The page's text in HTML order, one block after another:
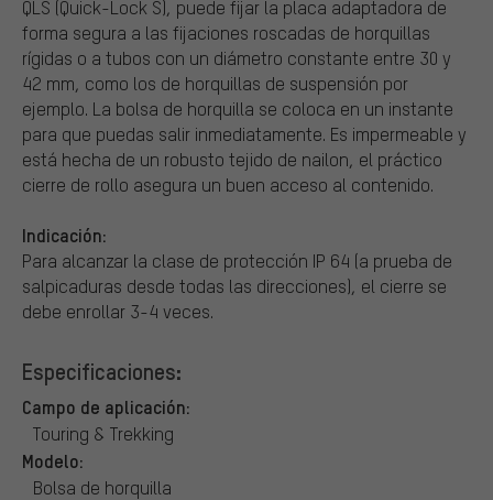
QLS (Quick-Lock S), puede fijar la placa adaptadora de
forma segura a las fijaciones roscadas de horquillas
rígidas o a tubos con un diámetro constante entre 30 y
42 mm, como los de horquillas de suspensión por
ejemplo. La bolsa de horquilla se coloca en un instante
para que puedas salir inmediatamente. Es impermeable y
está hecha de un robusto tejido de nailon, el práctico
cierre de rollo asegura un buen acceso al contenido.
Indicación:
Para alcanzar la clase de protección IP 64 (a prueba de
salpicaduras desde todas las direcciones), el cierre se
debe enrollar 3-4 veces.
Especificaciones:
Campo de aplicación:
Touring & Trekking
Modelo:
Bolsa de horquilla